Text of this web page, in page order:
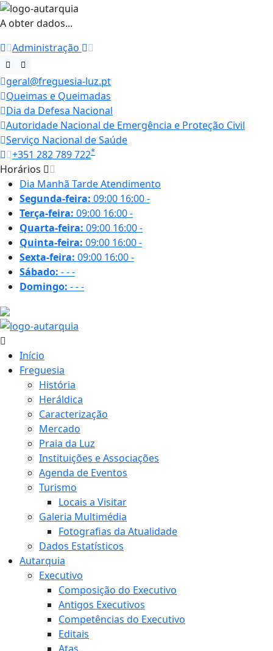
A obter dados...
Administração
geral@freguesia-luz.pt
Queimas e Queimadas
Dia da Defesa Nacional
Autoridade Nacional de Emergência e Proteção Civil
Serviço Nacional de Saúde
+351 282 789 722*
Horários
Dia Manhã TardeAtendimento
Segunda-feira: 09:00 16:00-
Terça-feira: 09:00 16:00-
Quarta-feira: 09:00 16:00-
Quinta-feira: 09:00 16:00-
Sexta-feira: 09:00 16:00-
Sábado: ---
Domingo: ---
Início
Freguesia
História
Heráldica
Caracterização
Mercado
Praia da Luz
Instituições e Associações
Agenda de Eventos
Turismo
Locais a Visitar
Galeria Multimédia
Fotografias da Atualidade
Dados Estatísticos
Autarquia
Executivo
Composição do Executivo
Antigos Executivos
Competências do Executivo
Editais